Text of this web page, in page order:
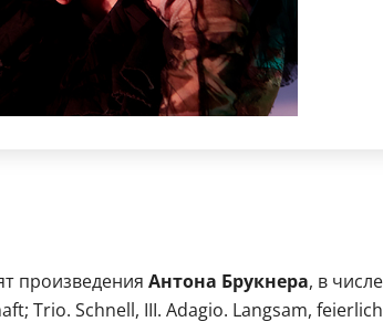
произведения Антона Брукнера, в
Trio. Schnell, III. Adagio. Langsam,